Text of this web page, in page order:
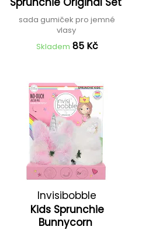
sada gumiček pro jemné
vlasy
Skladem 85 Kč
Invisibobble
Kids Sprunchie
Bunnycorn